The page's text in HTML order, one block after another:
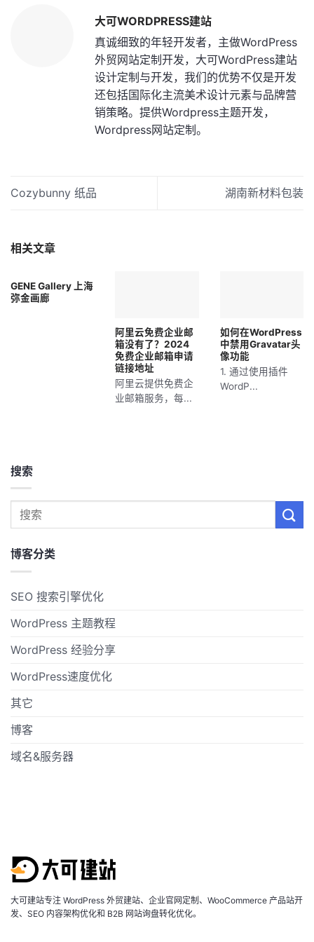
大可WORDPRESS建站
真诚细致的年轻开发者，主做WordPress
外贸网站定制开发，大可WordPress建站
设计定制与开发，我们的优势不仅是开发
还包括国际化主流美术设计元素与品牌营
销策略。提供Wordpress主题开发，
Wordpress网站定制。
Cozybunny 纸品 湖南新材料包装
相关文章
GENE Gallery 上海
弥金画廊
阿里云免费企业邮
箱没有了？2024
免费企业邮箱申请
链接地址
阿里云提供免费企
业邮箱服务，每...
如何在WordPress
中禁用Gravatar头
像功能
1. 通过使用插件
WordP...
搜索
博客分类
SEO 搜索引擎优化
WordPress 主题教程
WordPress 经验分享
WordPress速度优化
其它
博客
域名&服务器
大可建站专注 WordPress 外贸建站、企业官网定制、WooCommerce 产品站开
发、SEO 内容架构优化和 B2B 网站询盘转化优化。